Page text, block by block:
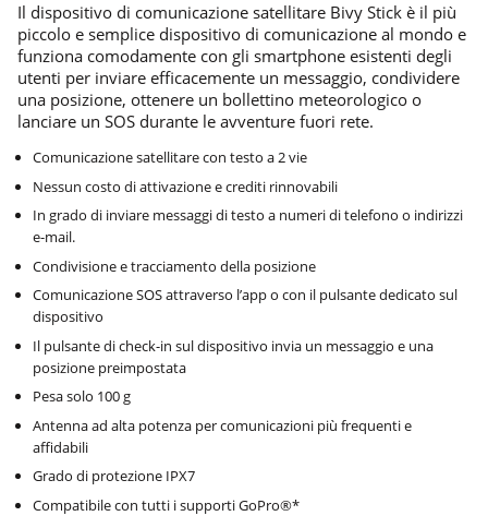
Il dispositivo di comunicazione satellitare Bivy Stick è il più
piccolo e semplice dispositivo di comunicazione al mondo e
funziona comodamente con gli smartphone esistenti degli
utenti per inviare efficacemente un messaggio, condividere
una posizione, ottenere un bollettino meteorologico o
lanciare un SOS durante le avventure fuori rete.
Comunicazione satellitare con testo a 2 vie
Nessun costo di attivazione e crediti rinnovabili
In grado di inviare messaggi di testo a numeri di telefono o indirizzi
e-mail.
Condivisione e tracciamento della posizione
Comunicazione SOS attraverso l’app o con il pulsante dedicato sul
dispositivo
Il pulsante di check-in sul dispositivo invia un messaggio e una
posizione preimpostata
Pesa solo 100 g
Antenna ad alta potenza per comunicazioni più frequenti e
affidabili
Grado di protezione IPX7
Compatibile con tutti i supporti GoPro®*